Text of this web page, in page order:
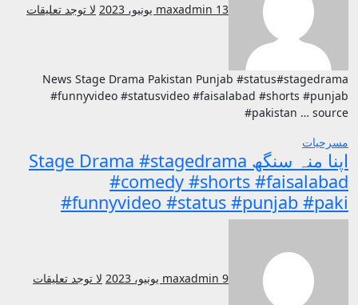
maxadmin 13 يونيو، 2023 لا توجد تعليقات
News Stage Drama Pakistan Punjab #status#stagedrama
#funnyvideo #statusvideo #faisalabad #shorts #punjab
#pakistan … source
مسرحيات
اپنا منہ سنگھ Stage Drama #stagedrama
#comedy #shorts #faisalabad
#funnyvideo #status #punjab #paki
maxadmin 9 يونيو، 2023 لا توجد تعليقات